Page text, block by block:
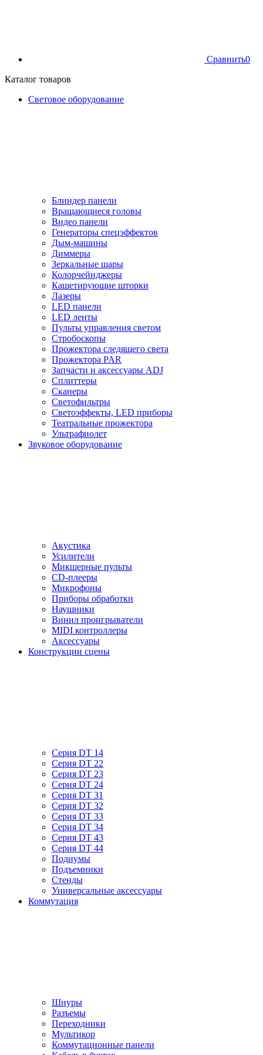
Сравнить0
Каталог товаров
Световое оборудование
Блиндер панели
Вращающиеся головы
Видео панели
Генераторы спецэффектов
Дым-машины
Диммеры
Зеркальные шары
Колорчейнджеры
Кашетирующие шторки
Лазеры
LED панели
LED ленты
Пульты управления светом
Стробоскопы
Прожектора следящего света
Прожектора PAR
Запчасти и аксессуары ADJ
Сплиттеры
Сканеры
Светофильтры
Светоэффекты, LED приборы
Театральные прожектора
Ультрафиолет
Звуковое оборудование
Акустика
Усилители
Микшерные пульты
CD-плееры
Микрофоны
Приборы обработки
Наушники
Винил проигрыватели
MIDI контроллеры
Аксессуары
Конструкции сцены
Серия DT 14
Серия DT 22
Серия DT 23
Серия DT 24
Серия DT 31
Серия DT 32
Серия DT 33
Серия DT 34
Серия DT 43
Серия DT 44
Подиумы
Подъемники
Стенды
Универсальные аксессуары
Коммутация
Шнуры
Разъемы
Переходники
Мультикор
Коммутационные панели